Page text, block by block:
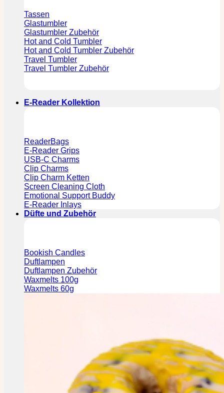
Tassen
Glastumbler
Glastumbler Zubehör
Hot and Cold Tumbler
Hot and Cold Tumbler Zubehör
Travel Tumbler
Travel Tumbler Zubehör
E-Reader Kollektion
ReaderBags
E-Reader Grips
USB-C Charms
Clip Charms
Clip Charm Ketten
Screen Cleaning Cloth
Emotional Support Buddy
E-Reader Inlays
Düfte und Zubehör
Bookish Candles
Duftlampen
Duftlampen Zubehör
Waxmelts 100g
Waxmelts 60g